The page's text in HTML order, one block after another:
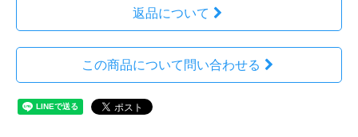
返品について
この商品について問い合わせる